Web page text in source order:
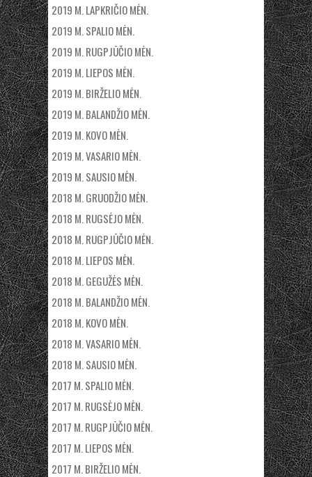
2019 M. LAPKRIČIO MĖN.
2019 M. SPALIO MĖN.
2019 M. RUGPJŪČIO MĖN.
2019 M. LIEPOS MĖN.
2019 M. BIRŽELIO MĖN.
2019 M. BALANDŽIO MĖN.
2019 M. KOVO MĖN.
2019 M. VASARIO MĖN.
2019 M. SAUSIO MĖN.
2018 M. GRUODŽIO MĖN.
2018 M. RUGSĖJO MĖN.
2018 M. RUGPJŪČIO MĖN.
2018 M. LIEPOS MĖN.
2018 M. GEGUŽĖS MĖN.
2018 M. BALANDŽIO MĖN.
2018 M. KOVO MĖN.
2018 M. VASARIO MĖN.
2018 M. SAUSIO MĖN.
2017 M. SPALIO MĖN.
2017 M. RUGSĖJO MĖN.
2017 M. RUGPJŪČIO MĖN.
2017 M. LIEPOS MĖN.
2017 M. BIRŽELIO MĖN.